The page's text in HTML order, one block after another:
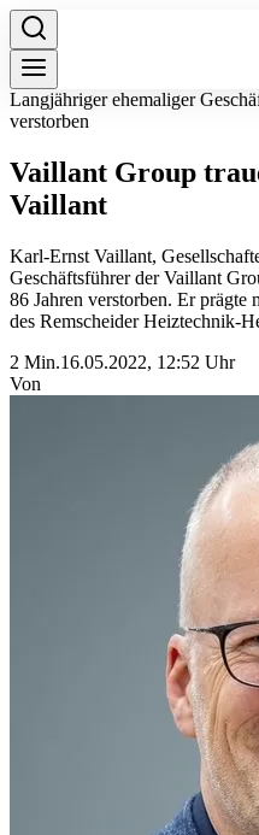
Langjähriger ehemaliger
verstorben
Vaillant Group
Vaillant
Karl-Ernst Vaillant,
Geschäftsführer der Vaillant
86 Jahren verstorben. Er
des Remscheider Heiztechnik-
2 Min.16.05.2022, 12:52 Uhr
Von